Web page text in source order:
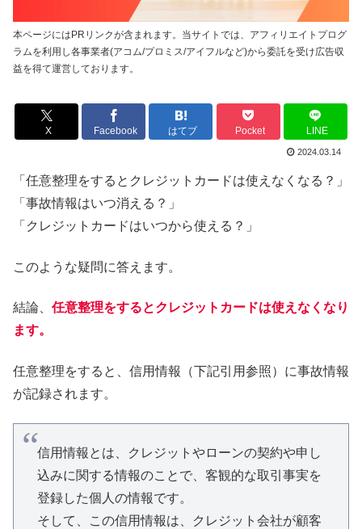
本ページにはPRリンクが含まれます。当サイトでは、アフィリエイトプログ
ラムを利用し各事業者(アコム/プロミス/アイフルなど)から委託を受け広告収
益を得て運営しております。
X Facebook はてブ Pocket LINE
2024.03.14
「任意整理をするとクレジットカードは使えなくなる？」
「事故情報はいつ消える？」
「クレジットカードはいつから使える？」
このような疑問に答えます。
結論、 任意整理をするとクレジットカードは使えなくなり
ます。
任意整理をすると、信用情報（下記引用参照）に事故情報
が記録されます。
信用情報とは、クレジットやローンの契約や申し
込みに関する情報のことで、客観的な取引事実を
登録した個人の情報です。
そして、この信用情報は、クレジット会社が顧客